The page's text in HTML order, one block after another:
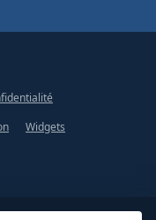
Widgets